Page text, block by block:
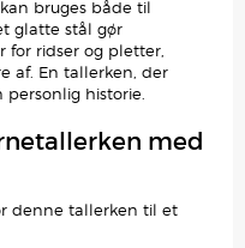
bruges både til
glatte stål gør
for ridser og pletter,
af. En tallerken, der
historie.
med
denne tallerken til et